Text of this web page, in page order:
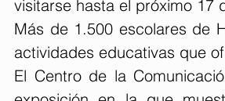
visitarse hasta el próximo 17
Más de 1.500 escolares de
actividades educativas que
El Centro de la